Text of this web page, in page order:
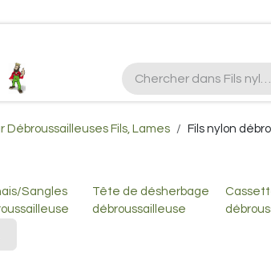
38cv EGO Kubota foire de
Débroussailleuses Fils, Lames Fils nylon
Sangles
Tête de désherbage
débroussailleuse